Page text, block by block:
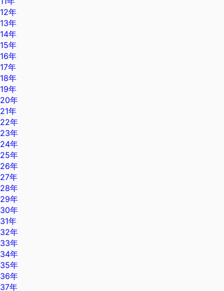
12年
13年
14年
15年
16年
17年
18年
19年
20年
21年
22年
23年
24年
25年
26年
27年
28年
29年
30年
31年
32年
33年
34年
35年
36年
37年